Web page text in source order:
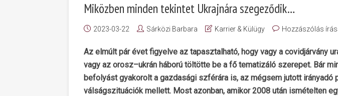
Miközben minden tekintet Ukrajnára szegeződik…
2023-03-22 Sárközi Barbara Karrier & Külügy Hozzászólás
Az elmúlt pár évet figyelve az tapasztalható, hogy vagy a covidjárvány
vagy az orosz–ukrán háború töltötte be a fő tematizáló szerepet. Bár
befolyást gyakorolt a gazdasági szférára is, az mégsem jutott irányadó
válságszituációk mellett. Most azonban, amikor 2008 után ismételten